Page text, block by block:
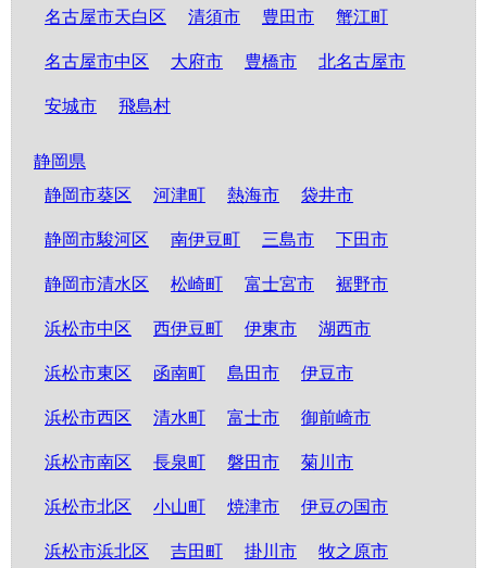
名古屋市天白区 清須市 豊田市 蟹江町
名古屋市中区 大府市 豊橋市 北名古屋市
安城市 飛島村
静岡県
静岡市葵区
河津町 熱海市 袋井市
静岡市駿河区 南伊豆町 三島市 下田市
静岡市清水区 松崎町 富士宮市 裾野市
浜松市中区 西伊豆町 伊東市 湖西市
浜松市東区 函南町 島田市 伊豆市
浜松市西区 清水町 富士市 御前崎市
浜松市南区 長泉町 磐田市 菊川市
浜松市北区 小山町 焼津市 伊豆の国市
浜松市浜北区 吉田町 掛川市 牧之原市